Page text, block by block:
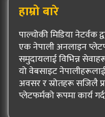
हाम्रो बारे
पाल्चोकी मिडिया नेटर्वक
एक नेपाली अनलाइन
समुदायलाई विभिन्न
यो वेबसाइट
अवसर र स्रोतहरू सजिलै
प्लेटफर्मको रूपमा कार्य